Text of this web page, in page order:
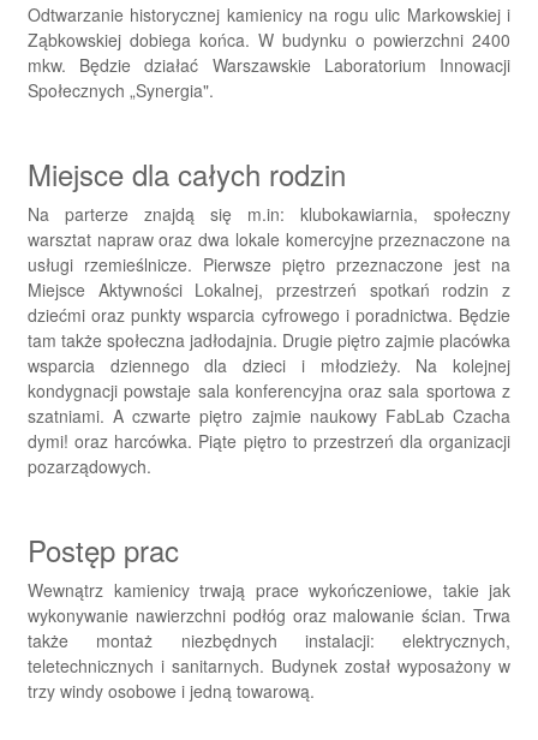
Odtwarzanie historycznej kamienicy na rogu ulic Markowskiej i
Ząbkowskiej dobiega końca. W budynku o powierzchni 2400
mkw. Będzie działać Warszawskie Laboratorium Innowacji
Społecznych „Synergia".
Miejsce dla całych rodzin
Na parterze znajdą się m.in: klubokawiarnia, społeczny
warsztat napraw oraz dwa lokale komercyjne przeznaczone na
usługi rzemieślnicze. Pierwsze piętro przeznaczone jest na
Miejsce Aktywności Lokalnej, przestrzeń spotkań rodzin z
dziećmi oraz punkty wsparcia cyfrowego i poradnictwa. Będzie
tam także społeczna jadłodajnia. Drugie piętro zajmie placówka
wsparcia dziennego dla dzieci i młodzieży. Na kolejnej
kondygnacji powstaje sala konferencyjna oraz sala sportowa z
szatniami. A czwarte piętro zajmie naukowy FabLab Czacha
dymi! oraz harcówka. Piąte piętro to przestrzeń dla organizacji
pozarządowych.
Postęp prac
Wewnątrz kamienicy trwają prace wykończeniowe, takie jak
wykonywanie nawierzchni podłóg oraz malowanie ścian. Trwa
także montaż niezbędnych instalacji: elektrycznych,
teletechnicznych i sanitarnych. Budynek został wyposażony w
trzy windy osobowe i jedną towarową.